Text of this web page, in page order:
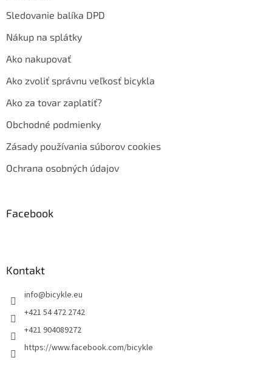
Sledovanie balíka DPD
Nákup na splátky
Ako nakupovať
Ako zvoliť správnu veľkosť bicykla
Ako za tovar zaplatiť?
Obchodné podmienky
Zásady používania súborov cookies
Ochrana osobných údajov
Facebook
Kontakt
info@bicykle.eu
+421 54 472 2742
+421 904089272
https://www.facebook.com/bicykle